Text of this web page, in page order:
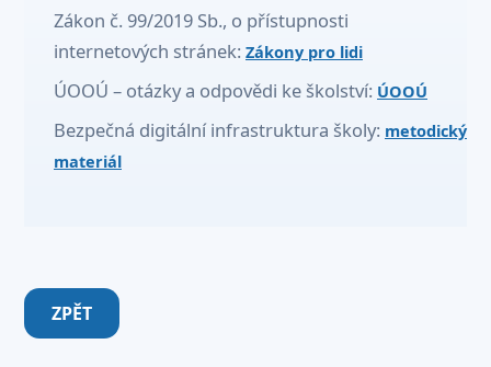
Zákon č. 99/2019 Sb., o přístupnosti
internetových stránek: Zákony pro lidi
ÚOOÚ – otázky a odpovědi ke školství: ÚOOÚ
Bezpečná digitální infrastruktura školy: metodický
materiál
ZPĚT